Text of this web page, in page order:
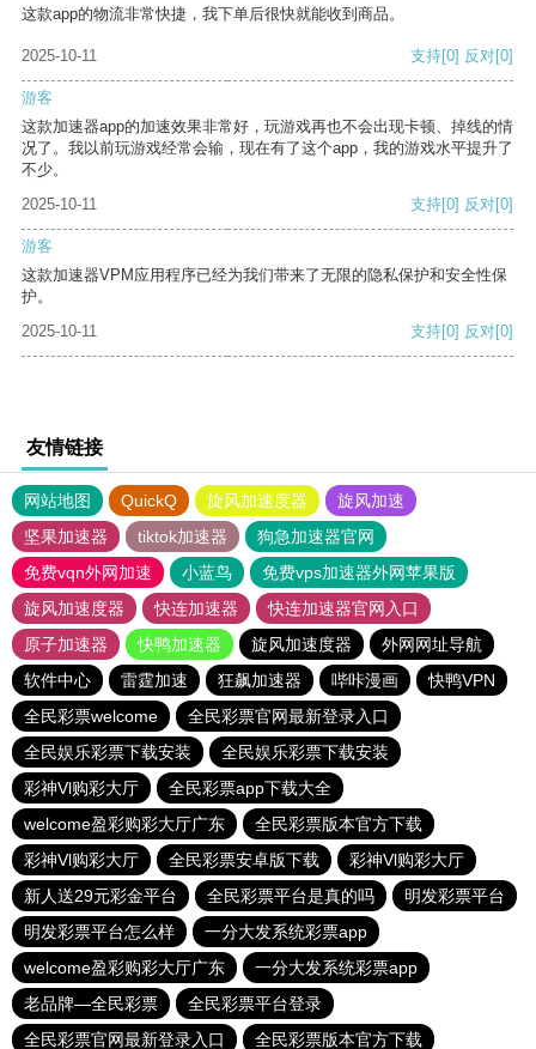
这款app的物流非常快捷，我下单后很快就能收到商品。
2025-10-11 支持[0] 反对[0]
游客
这款加速器app的加速效果非常好，玩游戏再也不会出现卡顿、掉线的情
况了。我以前玩游戏经常会输，现在有了这个app，我的游戏水平提升了
不少。
2025-10-11
支持[0] 反对[0]
游客
这款加速器VPM应用程序已经为我们带来了无限的隐私保护和安全性保
护。
2025-10-11
支持[0] 反对[0]
友情链接
网站地图 QuickQ 旋风加速度器
旋风加速
坚果加速器
tiktok加速器
狗急加速器官网
免费vqn外网加速
小蓝鸟
免费vps加速器外网苹果版
旋风加速度器
快连加速器
快连加速器官网入口
原子加速器
快鸭加速器 旋风加速度器
外网网址导航
软件中心
雷霆加速 狂飙加速器 哔咔漫画
快鸭VPN
全民彩票welcome
全民彩票官网最新登录入口
全民娱乐彩票下载安装
全民娱乐彩票下载安装
彩神Vl购彩大厅
全民彩票app下载大全
welcome盈彩购彩大厅广东
全民彩票版本官方下载
彩神Vl购彩大厅
全民彩票安卓版下载
彩神Vl购彩大厅
新人送29元彩金平台
全民彩票平台是真的吗
明发彩票平台
明发彩票平台怎么样
一分大发系统彩票app
welcome盈彩购彩大厅广东
一分大发系统彩票app
老品牌—全民彩票
全民彩票平台登录
全民彩票官网最新登录入口
全民彩票版本官方下载